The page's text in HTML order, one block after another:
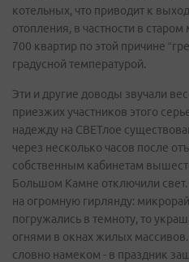
котельных, что приводит к
отопления, в частности в
700 квартир по этой причине
градусной температурой.
Эти и другие доводы звучали
приезжих участников этого
надежду на СВЕТлое
через несколько часов после
собственным кабинетам
Большом Камне отключили
на огромную гирлянду:
погружались в темноту, то
огнями в окнах жилых
словно намеком - в праздник